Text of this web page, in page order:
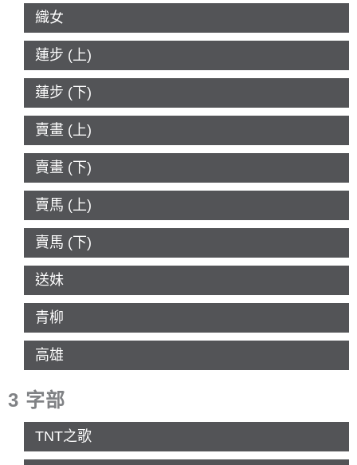
織女
蓮步 (上)
蓮步 (下)
賣畫 (上)
賣畫 (下)
賣馬 (上)
賣馬 (下)
送妹
青柳
高雄
3 字部
TNT之歌